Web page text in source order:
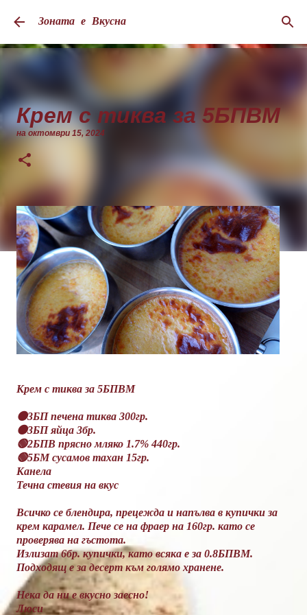
Пропускане към основното съдържание
Зоната е Вкусна
Крем с тиква за 5БПВМ
на октомври 15, 2024
Крем с тиква за 5БПВМ
🟠3БП печена тиква 300гр.
🟠3БП яйца 3бр.
🟢2БПВ прясно мляко 1.7% 440гр.
🟢5БМ сусамов тахан 15гр.
Канела
Течна стевия на вкус
Всичко се блендира, прецежда и напълва в купички за
крем карамел. Пече се на фраер на 160гр. като се
проверява на гъстота.
Излизат 6бр. купички, като всяка е за 0.8БПВМ.
Подходящ е за десерт към голямо хранене.
Нека да ни е вкусно заесно!
Люси